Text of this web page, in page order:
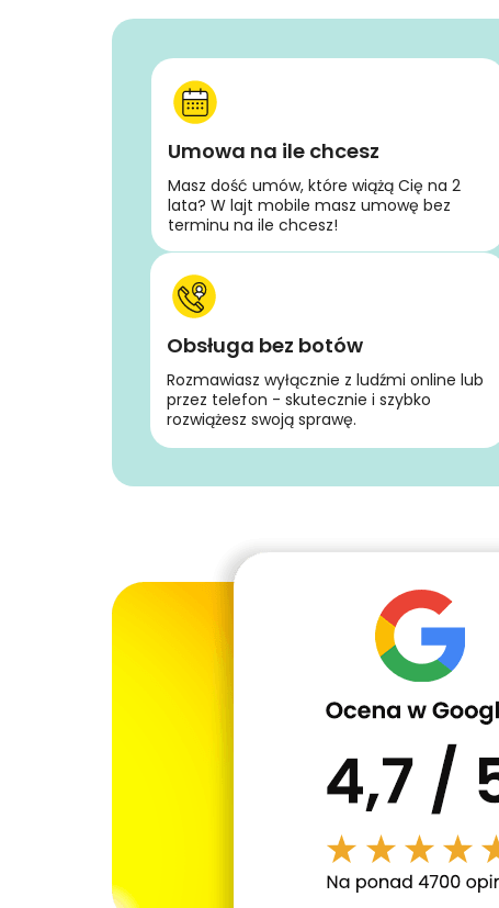
Umowa na ile chcesz
Masz dość umów, które wiążą Cię na 2
lata? W lajt mobile masz umowę bez
terminu na ile chcesz!
Obsługa bez botów
Rozmawiasz wyłącznie z ludźmi online lub
przez telefon - skutecznie i szybko
rozwiążesz swoją sprawę.